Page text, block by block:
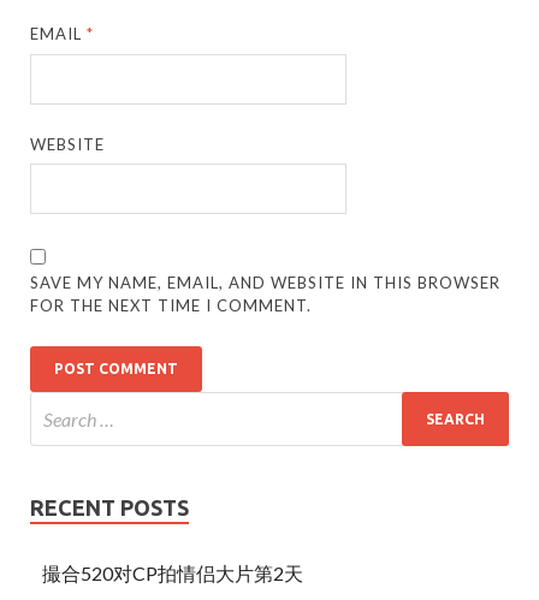
EMAIL*
WEBSITE
SAVE MY NAME, EMAIL, AND WEBSITE IN THIS BROWSER
FOR THE NEXT TIME I COMMENT.
RECENT POSTS
撮合520对CP拍情侣大片第2天